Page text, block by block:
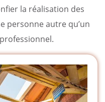
la réalisation des
personne autre qu’un